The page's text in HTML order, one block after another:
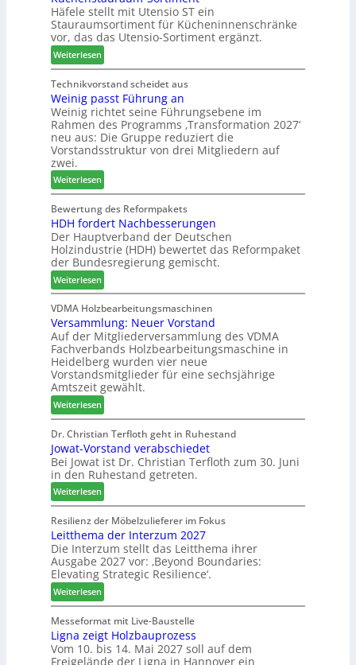
s
e
e
r
u
n
d
-
V
e
r
b
i
n
d
r
i
P
r
e
i
s
e
f
ü
r
W
e
m
h
ö
n
e
r
Häfele stellt mit Utensio ST ein
Stauraumsortiment für Kücheninnenschränke
vor, das das Utensio-Sortiment ergänzt.
Weiterlesen:
K
ü
c
h
e
n
s
t
a
u
r
a
u
m
-
S
o
r
t
i
m
e
n
t
Technikvorstand scheidet aus
Weinig passt Führung an
Weinig richtet seine Führungsebene im
Rahmen des Programms ‚Transformation 2027‘
neu aus: Die Gruppe reduziert die
Vorstandsstruktur von drei Mitgliedern auf
zwei.
Weiterlesen:
W
e
i
n
i
g
p
a
s
s
t
F
ü
h
r
u
n
g
a
n
Bewertung des Reformpakets
HDH fordert Nachbesserungen
Der Hauptverband der Deutschen
Holzindustrie (HDH) bewertet das Reformpaket
der Bundesregierung gemischt.
Weiterlesen:
H
D
H
f
o
r
d
e
r
t
N
a
c
h
b
e
s
s
e
r
u
n
g
e
n
VDMA Holzbearbeitungsmaschinen
Versammlung: Neuer Vorstand
Auf der Mitgliederversammlung des VDMA
Fachverbands Holzbearbeitungsmaschine in
Heidelberg wurden vier neue
Vorstandsmitglieder für eine sechsjährige
Amtszeit gewählt.
Weiterlesen:
V
e
r
s
a
m
l
u
n
g
:
e
u
e
r
V
Dr. Christian Terfloth geht in Ruhestand
Jowat-Vorstand verabschiedet
Bei Jowat ist Dr. Christian Terfloth zum 30. Juni
in den Ruhestand getreten.
Weiterlesen:
J
o
w
a
t
-
V
o
r
s
t
a
Resilienz der Möbelzulieferer im Fokus
Leitthema der Interzum 2027
Die Interzum stellt das Leitthema ihrer
Ausgabe 2027 vor: ‚Beyond Boundaries:
Elevating Strategic Resilience‘.
Weiterlesen:
L
e
i
t
t
Messeformat mit Live-Baustelle
Ligna zeigt Holzbauprozess
Vom 10. bis 14. Mai 2027 soll auf dem
Freigelände der Ligna in Hannover ein